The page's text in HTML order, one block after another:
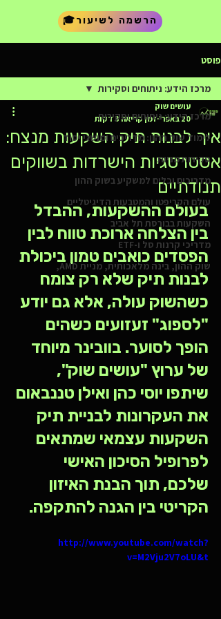
🎓הרשמה לשיעור
פוסט
מרכז הידע: ניתוחים וסקירות
לימוד שוק ההון: מדריכים ומושגי יסוד
סקירות מניות
מדריכים וכלים למשקיע בשוק ההון
עולם הקריפטו והמטבעות הדיגיטליים
השקעות בבורסת תל אביב
מדריכי קרנות סל ו-ETF
שוק ההון, בינה מלאכותית, מניית AMD,
מרכז הידע: ניתוחים וסקירות
איך לבנות תיק השקעות מנצח:
אסטרטגיות הישרדות בשווקים
תנודתיים
עושים שוק
20 באפר׳
זמן קריאה 3 דקות
בעולם ההשקעות, ההבדל
בין הצלחה ארוכת טווח לבין
הפסדים כואבים טמון ביכולת
לבנות תיק שלא רק צומח
כשהשוק עולה, אלא גם יודע
"לספוג" זעזועים כשהים
הופך לסוער. בוובינר מיוחד
של ערוץ "עושים שוק",
שיתפו יוסי כהן ואילן טננבאום
את העקרונות לבניית תיק
השקעות עצמאי שמתאים
לפרופיל הסיכון האישי
שלכם, תוך הבנת האיזון
הקריטי בין הגנה להתקפה.
http://www.youtube.com/watch?
v=M2Vju2V7oLU&t